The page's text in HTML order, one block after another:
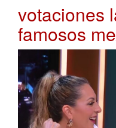
votaciones
famosos